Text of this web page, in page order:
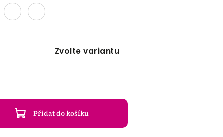
Zvolte variantu
Přidat do košíku